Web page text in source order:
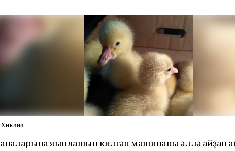
яҡынлашып килгән машинаны әллә ҡайҙан